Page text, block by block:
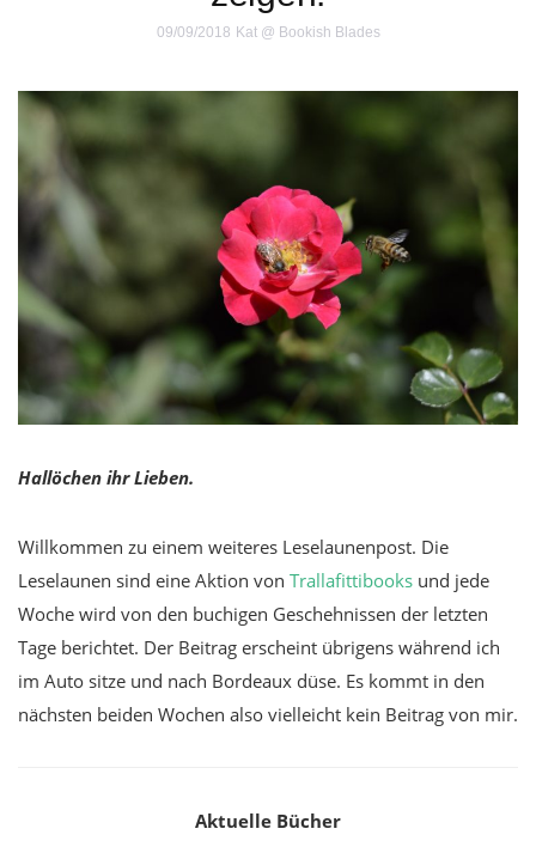
09/09/2018 Kat @ Bookish Blades
Hallöchen ihr Lieben.
Willkommen zu einem weiteres Leselaunenpost. Die
Leselaunen sind eine Aktion von Trallafittibooks und jede
Woche wird von den buchigen Geschehnissen der letzten
Tage berichtet. Der Beitrag erscheint übrigens während ich
im Auto sitze und nach Bordeaux düse. Es kommt in den
nächsten beiden Wochen also vielleicht kein Beitrag von mir.
Aktuelle Bücher